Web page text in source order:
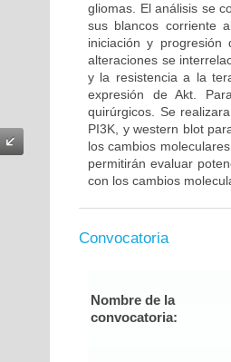
gliomas. El análisis se
sus blancos corriente
iniciación y
alteraciones se
y la resistencia a la
expresión de Akt.
quirúrgicos. Se
PI3K, y western blot
los cambios
permitirán evaluar
con los cambios
Convocatoria
Nombre de la
convocatoria: